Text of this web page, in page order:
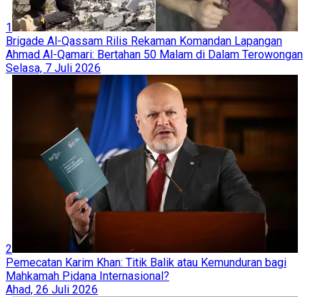
1
Brigade Al-Qassam Rilis Rekaman Komandan Lapangan
Ahmad Al-Qamari: Bertahan 50 Malam di Dalam Terowongan
Selasa, 7 Juli 2026
2
Pemecatan Karim Khan: Titik Balik atau Kemunduran bagi
Mahkamah Pidana Internasional?
Ahad, 26 Juli 2026